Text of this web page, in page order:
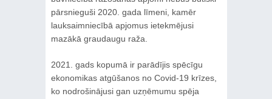
pārsnieguši 2020. gada līmeni, kamēr
lauksaimniecībā apjomus ietekmējusi
mazākā graudaugu raža.
2021. gads kopumā ir parādījis spēcīgu
ekonomikas atgūšanos no Covid-19 krīzes,
ko nodrošinājusi gan uzņēmumu spēja